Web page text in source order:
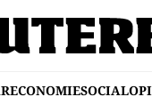
ECONOMIESOCIAL